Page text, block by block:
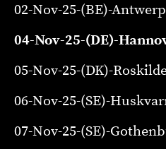
02-Nov-25-(BE)-
04-Nov-25-(DE)-
05-Nov-25-(DK)-
06-Nov-25-(SE)-
07-Nov-25-(SE)-